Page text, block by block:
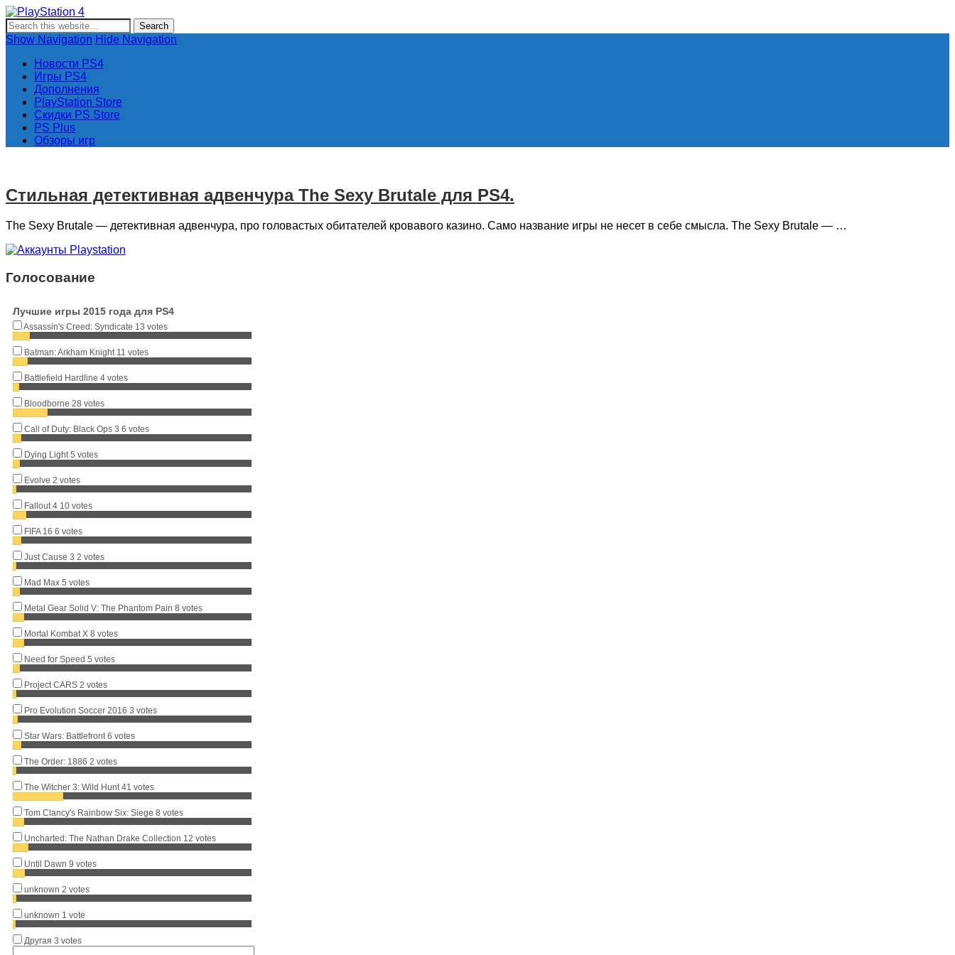
Новости и информация об игровой приставке нового поколения Sony PlayStation 4, новости игр PS4, обзоры игр, видеоролики, новости игровой индустрии.
Show Navigation Hide Navigation
Новости PS4
Игры PS4
Дополнения
PlayStation Store
Скидки PS Store
PS Plus
Обзоры игр
Стильная детективная адвенчура The Sexy Brutale для PS4.
The Sexy Brutale — детективная адвенчура, про головастых обитателей кровавого казино. Само название игры не несет в себе смысла. The Sexy Brutale — …
Голосование
Лучшие игры 2015 года для PS4
Assassin's Creed: Syndicate 13 votes
Batman: Arkham Knight 11 votes
Battlefield Hardline 4 votes
Bloodborne 28 votes
Call of Duty: Black Ops 3 6 votes
Dying Light 5 votes
Evolve 2 votes
Fallout 4 10 votes
FIFA 16 6 votes
Just Cause 3 2 votes
Mad Max 5 votes
Metal Gear Solid V: The Phantom Pain 8 votes
Mortal Kombat X 8 votes
Need for Speed 5 votes
Project CARS 2 votes
Pro Evolution Soccer 2016 3 votes
Star Wars: Battlefront 6 votes
The Order: 1886 2 votes
The Witcher 3: Wild Hunt 41 votes
Tom Clancy's Rainbow Six: Siege 8 votes
Uncharted: The Nathan Drake Collection 12 votes
Until Dawn 9 votes
unknown 2 votes
unknown 1 vote
Другая 3 votes